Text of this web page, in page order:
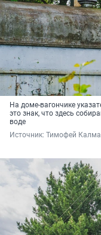
На доме-вагончике
это знак, что здесь
воде
Источник: Тимофей